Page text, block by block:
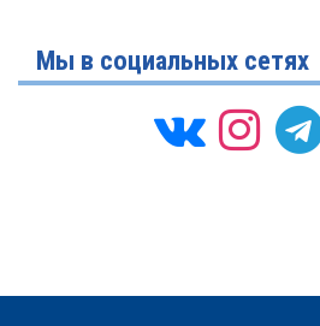
Мы в социальных сетях